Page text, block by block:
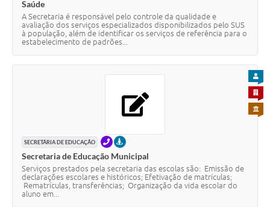
Saúde
A Secretaria é responsável pelo controle da qualidade e
avaliação dos serviços especializados disponibilizados pelo SUS
à população, além de identificar os serviços de referência para o
estabelecimento de padrões...
SECRETÁRIA DE EDUCAÇÃO TELEFONEPRESENCIAL
Secretaria de Educação Municipal
Serviços prestados pela secretaria das escolas são: Emissão de
declarações escolares e históricos; Efetivação de matrículas;
Rematrículas, transferências; Organização da vida escolar do
aluno em...
PARA
PARA